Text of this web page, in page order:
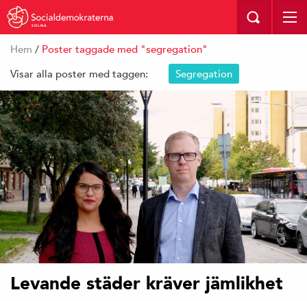
SOLNA
Hem / Poster taggade med "segregation"
Visar alla poster med taggen:
Segregation
Levande städer kräver jämlikhet